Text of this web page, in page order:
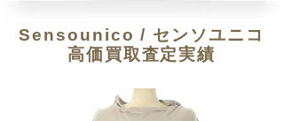
Sensounico / センソユニコ
高価買取査定実績